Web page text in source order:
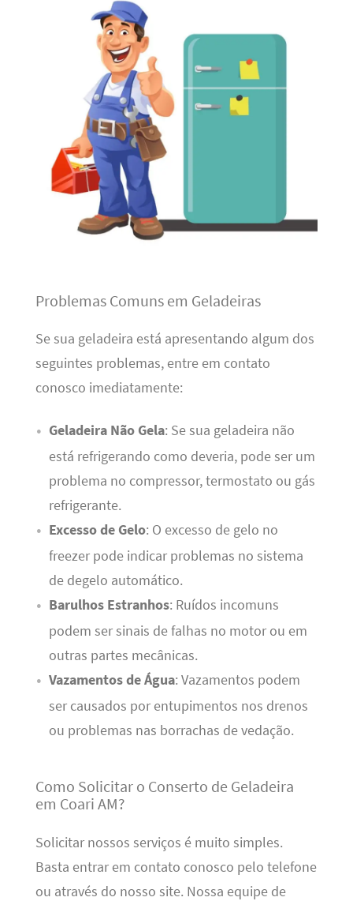
Problemas Comuns em Geladeiras
Se sua geladeira está apresentando algum dos
seguintes problemas, entre em contato
conosco imediatamente:
Geladeira Não Gela: Se sua geladeira não
está refrigerando como deveria, pode ser um
problema no compressor, termostato ou gás
refrigerante.
Excesso de Gelo: O excesso de gelo no
freezer pode indicar problemas no sistema
de degelo automático.
Barulhos Estranhos: Ruídos incomuns
podem ser sinais de falhas no motor ou em
outras partes mecânicas.
Vazamentos de Água: Vazamentos podem
ser causados por entupimentos nos drenos
ou problemas nas borrachas de vedação.
Como Solicitar o Conserto de Geladeira
em Coari AM?
Solicitar nossos serviços é muito simples.
Basta entrar em contato conosco pelo telefone
ou através do nosso site. Nossa equipe de